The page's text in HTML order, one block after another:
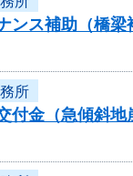
ンス補助（橋
所
付金（急傾斜